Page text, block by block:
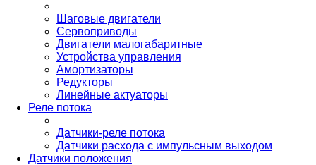
Шаговые двигатели
Сервоприводы
Двигатели малогабаритные
Устройства управления
Амортизаторы
Редукторы
Линейные актуаторы
Реле потока
Датчики-реле потока
Датчики расхода с импульсным выходом
Датчики положения